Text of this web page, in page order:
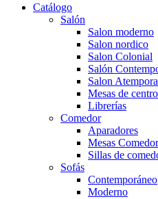
Catálogo
Salón
Salon moderno
Salon nordico
Salon Colonial
Salón
Salon
Mesas de centro
Librerías
Comedor
Aparadores
Mesas Comedor
Sillas de
Sofás
Contemporáneo
Moderno